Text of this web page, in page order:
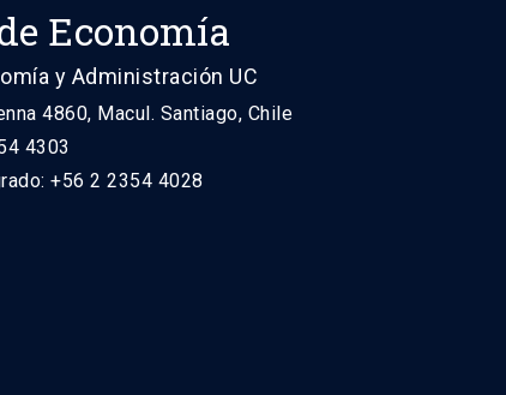
Economía
y Administración UC
4860, Macul. Santiago, Chile
4303
+56 2 2354 4028